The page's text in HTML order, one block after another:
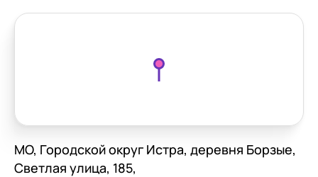
МО, Городской округ Истра, деревня Борзые,
Светлая улица, 185,